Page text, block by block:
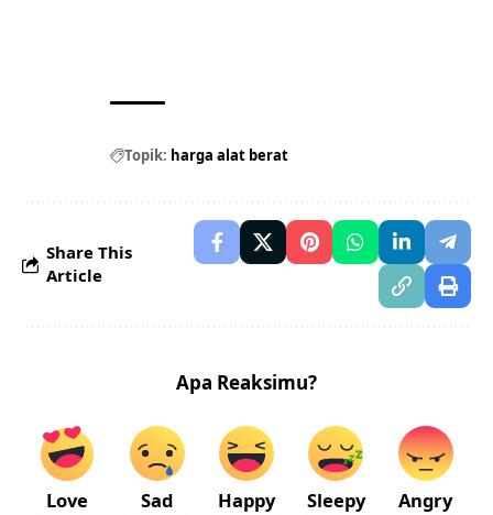
Topik: harga alat berat
Share This
Article
Apa Reaksimu?
Love Sad Happy Sleepy Angry